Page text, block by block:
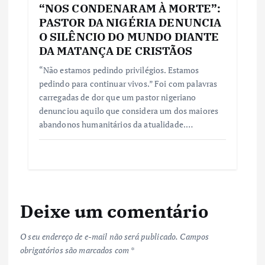
“NOS CONDENARAM À MORTE”:
PASTOR DA NIGÉRIA DENUNCIA
O SILÊNCIO DO MUNDO DIANTE
DA MATANÇA DE CRISTÃOS
“Não estamos pedindo privilégios. Estamos
pedindo para continuar vivos.” Foi com palavras
carregadas de dor que um pastor nigeriano
denunciou aquilo que considera um dos maiores
abandonos humanitários da atualidade.…
Deixe um comentário
O seu endereço de e-mail não será publicado. Campos
obrigatórios são marcados com *